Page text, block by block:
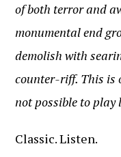
of both terror and
monumental end
demolish with
counter-riff. This is
not possible to play
Classic. Listen.